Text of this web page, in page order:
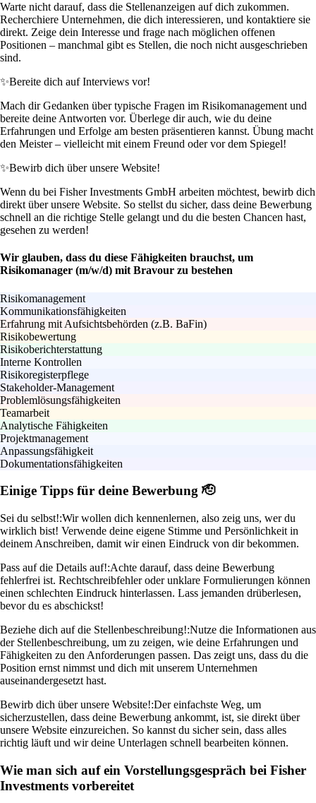
Warte nicht darauf, dass die Stellenanzeigen auf dich zukommen.
Recherchiere Unternehmen, die dich interessieren, und kontaktiere sie
direkt. Zeige dein Interesse und frage nach möglichen offenen
Positionen – manchmal gibt es Stellen, die noch nicht ausgeschrieben
sind.
✨Bereite dich auf Interviews vor!
Mach dir Gedanken über typische Fragen im Risikomanagement und
bereite deine Antworten vor. Überlege dir auch, wie du deine
Erfahrungen und Erfolge am besten präsentieren kannst. Übung macht
den Meister – vielleicht mit einem Freund oder vor dem Spiegel!
✨Bewirb dich über unsere Website!
Wenn du bei Fisher Investments GmbH arbeiten möchtest, bewirb dich
direkt über unsere Website. So stellst du sicher, dass deine Bewerbung
schnell an die richtige Stelle gelangt und du die besten Chancen hast,
gesehen zu werden!
Wir glauben, dass du diese Fähigkeiten brauchst, um
Risikomanager (m/w/d) mit Bravour zu bestehen
Risikomanagement
Kommunikationsfähigkeiten
Erfahrung mit Aufsichtsbehörden (z.B. BaFin)
Risikobewertung
Risikoberichterstattung
Interne Kontrollen
Risikoregisterpflege
Stakeholder-Management
Problemlösungsfähigkeiten
Teamarbeit
Analytische Fähigkeiten
Projektmanagement
Anpassungsfähigkeit
Dokumentationsfähigkeiten
Einige Tipps für deine Bewerbung 🫡
Sei du selbst!:Wir wollen dich kennenlernen, also zeig uns, wer du
wirklich bist! Verwende deine eigene Stimme und Persönlichkeit in
deinem Anschreiben, damit wir einen Eindruck von dir bekommen.
Pass auf die Details auf!:Achte darauf, dass deine Bewerbung
fehlerfrei ist. Rechtschreibfehler oder unklare Formulierungen können
einen schlechten Eindruck hinterlassen. Lass jemanden drüberlesen,
bevor du es abschickst!
Beziehe dich auf die Stellenbeschreibung!:Nutze die Informationen aus
der Stellenbeschreibung, um zu zeigen, wie deine Erfahrungen und
Fähigkeiten zu den Anforderungen passen. Das zeigt uns, dass du die
Position ernst nimmst und dich mit unserem Unternehmen
auseinandergesetzt hast.
Bewirb dich über unsere Website!:Der einfachste Weg, um
sicherzustellen, dass deine Bewerbung ankommt, ist, sie direkt über
unsere Website einzureichen. So kannst du sicher sein, dass alles
richtig läuft und wir deine Unterlagen schnell bearbeiten können.
Wie man sich auf ein Vorstellungsgespräch bei Fisher
Investments vorbereitet